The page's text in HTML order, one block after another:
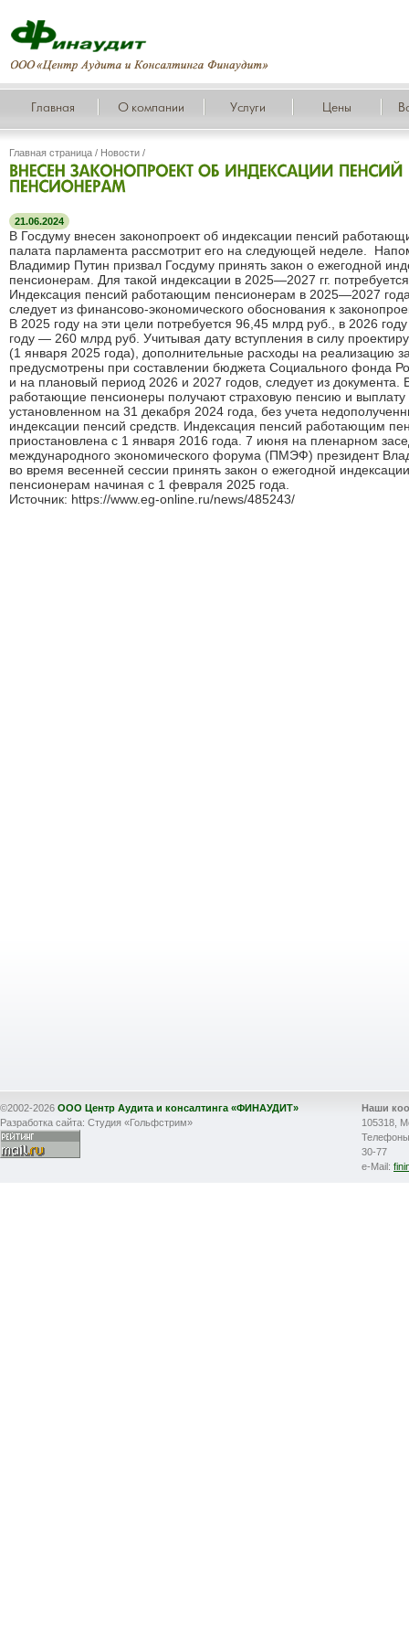
Главная О компании Услуги Цены
Главная страница / Новости /
21.06.2024
В Госдуму внесен законопроект об индексации пенсий
палата парламента рассмотрит его на следующей неделе.
Владимир Путин призвал Госдуму принять закон о ежегодной
пенсионерам. Для такой индексации в 2025—2027 гг.
Индексация пенсий работающим пенсионерам в 2025—2027
следует из финансово-экономического обоснования к
В 2025 году на эти цели потребуется 96,45 млрд руб., в 2026
году — 260 млрд руб. Учитывая дату вступления в силу
(1 января 2025 года), дополнительные расходы на реализацию
предусмотрены при составлении бюджета Социального фонда
и на плановый период 2026 и 2027 годов, следует из документа.
работающие пенсионеры получают страховую пенсию и выплату
установленном на 31 декабря 2024 года, без учета
индексации пенсий средств. Индексация пенсий работающим
приостановлена с 1 января 2016 года. 7 июня на пленарном
международного экономического форума (ПМЭФ) президент
во время весенней сессии принять закон о ежегодной
пенсионерам начиная с 1 февраля 2025 года.
Источник: https://www.eg-online.ru/news/485243/
©2002-2026 ООО Центр Аудита и консалтинга «ФИНАУДИТ»
Разработка сайта: Студия «Гольфстрим»
Наши
105318,
30-77
e-Mail: